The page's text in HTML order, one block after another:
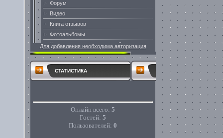
Для добавления необходима авторизация
СТАТИСТИКА
Онлайн всего: 5
Гостей: 5
Пользователей: 0